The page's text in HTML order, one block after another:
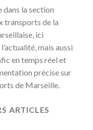
dans la section
transports de la
ici
mais aussi
en temps réel et
précise sur
de Marseille.
ARTICLES